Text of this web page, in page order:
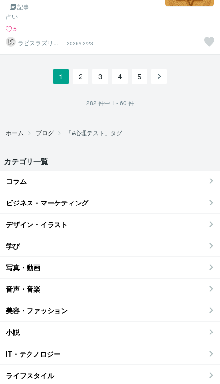
記事
占い
5
ラピスラズリク
リエイト
2026/02/23
1 2 3 4 5
282 件中 1 - 60 件
ホーム ブログ 「#心理テスト」タグ
カテゴリ一覧
コラム
ビジネス・マーケティング
デザイン・イラスト
学び
写真・動画
音声・音楽
美容・ファッション
小説
IT・テクノロジー
ライフスタイル